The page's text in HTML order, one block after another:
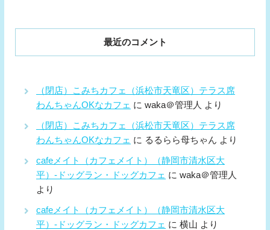
最近のコメント
（閉店）こみちカフェ（浜松市天竜区）テラス席
わんちゃんOKなカフェ に waka＠管理人 より
（閉店）こみちカフェ（浜松市天竜区）テラス席
わんちゃんOKなカフェ に るるらら母ちゃん より
cafeメイト（カフェメイト）（静岡市清水区大
平）-ドッグラン・ドッグカフェ に waka＠管理人
より
cafeメイト（カフェメイト）（静岡市清水区大
平）-ドッグラン・ドッグカフェ に 横山 より